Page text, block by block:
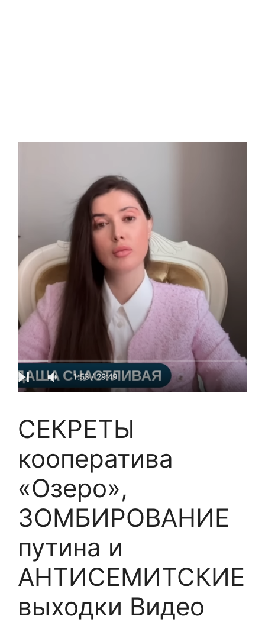
СЕКРЕТЫ
кооператива
«Озеро»,
ЗОМБИРОВАНИЕ
путина и
АНТИСЕМИТСКИЕ
выходки Видео